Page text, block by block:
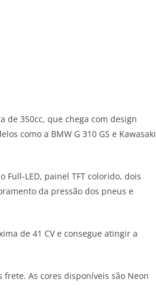
de 350cc, que chega com design
como a BMW G 310 GS e Kawasaki
LED, painel TFT colorido, dois
da pressão dos pneus e
de 41 CV e consegue atingir a
frete. As cores disponíveis são Neon